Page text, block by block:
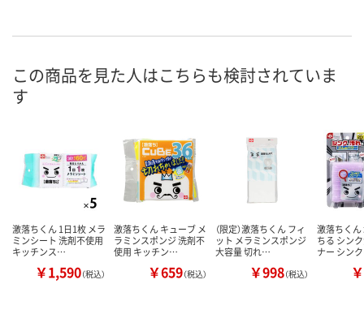
この商品を見た人はこちらも検討されていま
す
激落ちくん 1日1枚 メラ
ミンシート 洗剤不使用
キッチンス…
￥1,590（税込）
激落ちくん キューブ メ
ラミンスポンジ 洗剤不
使用 キッチン…
￥659（税込）
（限定）激落ちくん フィ
ット メラミンスポンジ
大容量 切れ…
￥998（税込）
激落ちく
ちる シン
ナー シン